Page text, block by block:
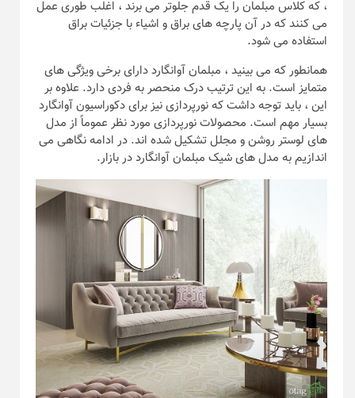
، که کلاس مبلمان را یک قدم جلوتر می‌ برند ، اغلب طوری عمل
می‌ کنند که در آن پارچه‌ های براق و اشیاء با جزئیات براق
استفاده می ‌شود.
همانطور که می بینید ، مبلمان آوانگارد دارای برخی ویژگی های
متمایز است. به این ترتیب درک منحصر به فردی دارد. علاوه بر
این ، باید توجه داشت که نورپردازی نیز برای دکوراسیون آوانگارد
بسیار مهم است. محصولات نورپردازی مورد نظر عموماً از مدل
های لوستر روشن و مجلل تشکیل شده اند. در ادامه نگاهی می
اندازیم به مدل های شیک مبلمان آوانگارد در بازار.